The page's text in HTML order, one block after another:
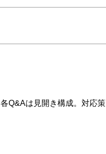
Q&Aは見開き構成。対応策